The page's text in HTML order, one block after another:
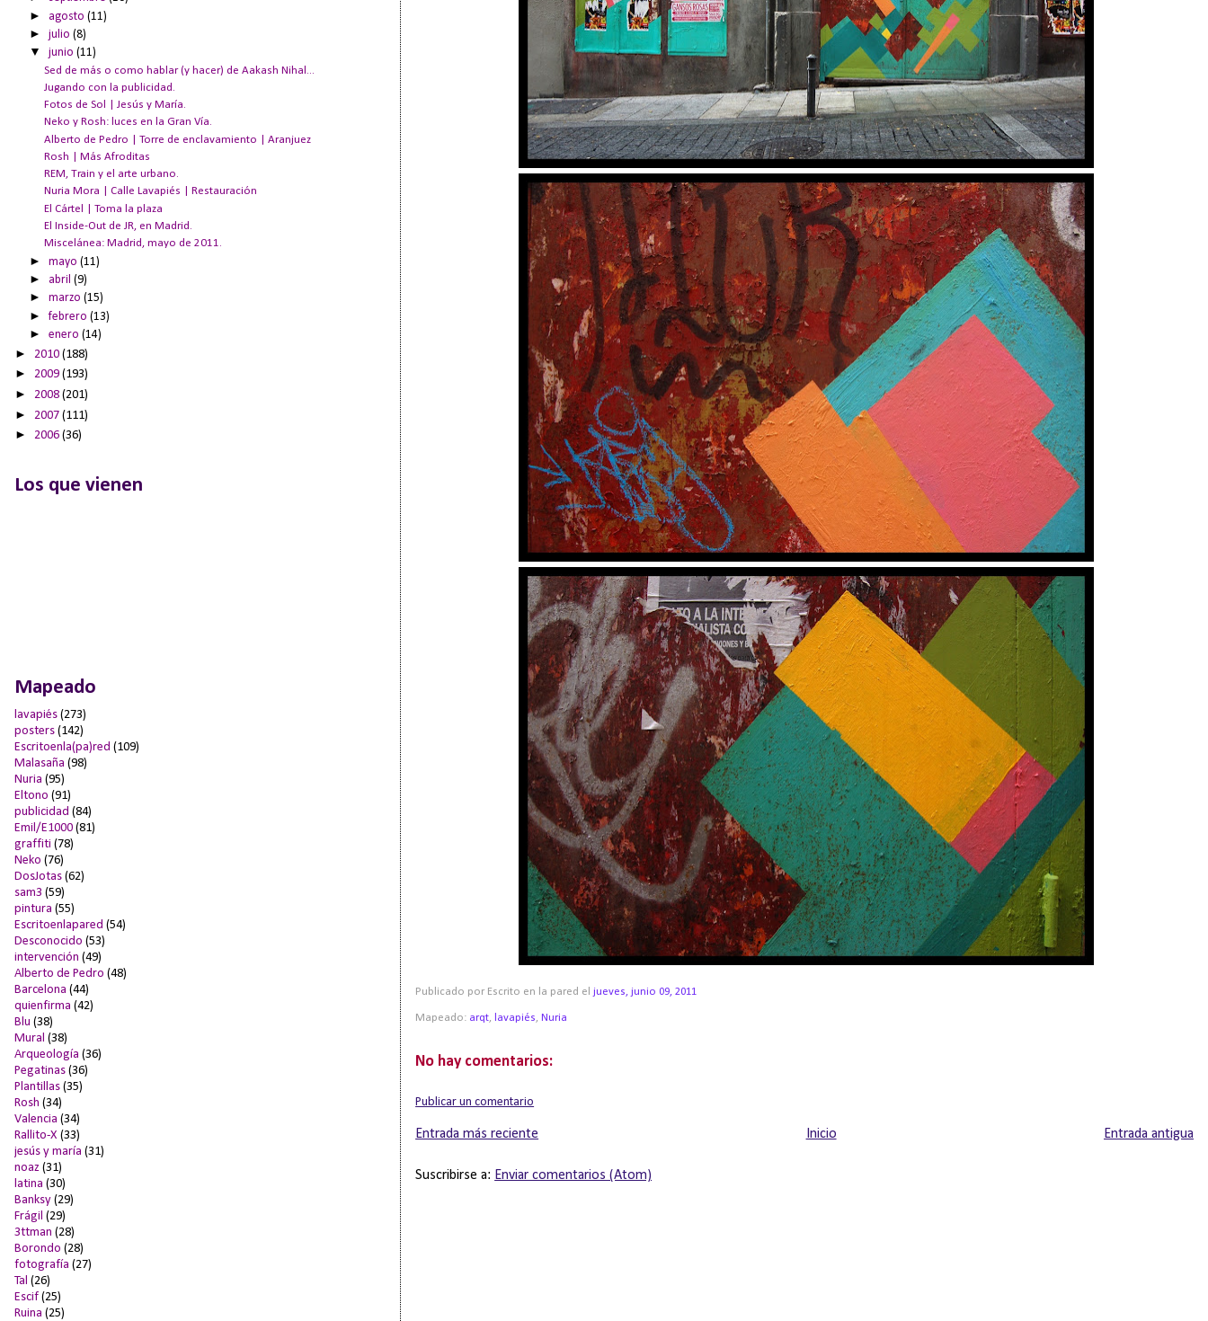
Publicado por Escrito en la pared eljueves, junio 09, 2011
Mapeado: arqt, lavapiés,Nuria
No hay comentarios:
Publicar un comentario
Entrada más reciente Entrada antigua
Inicio
Suscribirse a: Enviar comentarios (Atom)
► agosto(11)
►julio(8)
▼junio(11)
Sed de más o como hablar (y hacer) de Aakash Nihal...
Jugando con la publicidad.
Fotos de Sol | Jesús y María.
Neko y Rosh: luces en la Gran Vía.
Alberto de Pedro | Torre de enclavamiento | Aranjuez
Rosh | Más Afroditas
REM, Train y el arte urbano.
Nuria Mora | Calle Lavapiés | Restauración
El Cártel | Toma la plaza
El Inside-Out de JR, en Madrid.
Miscelánea: Madrid, mayo de 2011.
►mayo(11)
► abril(9)
►marzo(15)
►febrero(13)
►enero(14)
► 2010 (188)
► 2009 (193)
► 2008 (201)
► 2007 (111)
► 2006 (36)
Los que vienen
Mapeado
lavapiés (273)
posters (142)
Escritoenla(pa)red (109)
Malasaña (98)
Nuria (95)
Eltono (91)
publicidad (84)
Emil/E1000 (81)
graffiti (78)
Neko (76)
DosJotas (62)
sam3 (59)
pintura (55)
Escritoenlapared (54)
Desconocido (53)
intervención (49)
Alberto de Pedro (48)
Barcelona (44)
quienfirma (42)
Blu (38)
Mural (38)
Arqueología (36)
Pegatinas (36)
Plantillas (35)
Rosh (34)
Valencia (34)
Rallito-X (33)
jesús y maría (31)
noaz (31)
latina (30)
Banksy (29)
Frágil (29)
3ttman (28)
Borondo (28)
fotografía (27)
Tal (26)
Escif (25)
Ruina (25)